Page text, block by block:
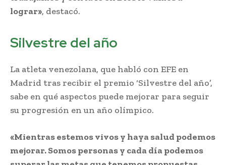
lograr», destacó.
Silvestre del año
La atleta venezolana, que habló con EFE en
Madrid tras recibir el premio ‘Silvestre del año’,
sabe en qué aspectos puede mejorar para seguir
su progresión en un año olímpico.
«Mientras estemos vivos y haya salud podemos
mejorar. Somos personas y cada día podemos